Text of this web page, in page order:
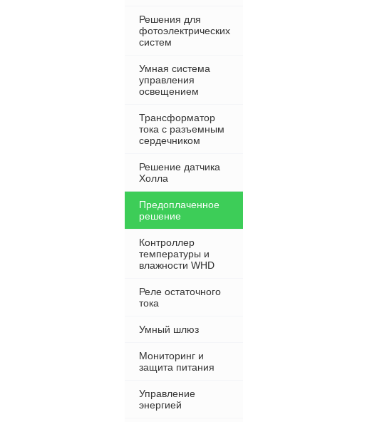
Решения для
фотоэлектрических
систем
Умная система
управления
освещением
Трансформатор
тока с разъемным
сердечником
Решение датчика
Холла
Предоплаченное
решение
Контроллер
температуры и
влажности WHD
Реле остаточного
тока
Умный шлюз
Мониторинг и
защита питания
Управление
энергией